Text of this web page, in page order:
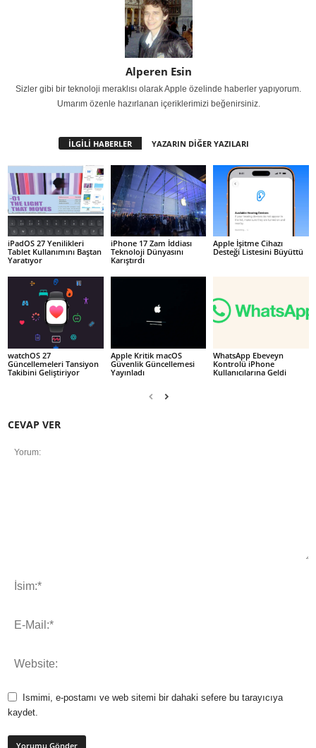
Alperen Esin
Sizler gibi bir teknoloji meraklısı olarak Apple özelinde haberler yapıyorum.
Umarım özenle hazırlanan içeriklerimizi beğenirsiniz.
İLGİLİ HABERLER YAZARIN DİĞER YAZILARI
iPadOS 27 Yenilikleri
Tablet Kullanımını Baştan
Yaratıyor
iPhone 17 Zam İddiası
Teknoloji Dünyasını
Karıştırdı
Apple İşitme Cihazı
Desteği Listesini Büyüttü
watchOS 27
Güncellemeleri Tansiyon
Takibini Geliştiriyor
Apple Kritik macOS
Güvenlik Güncellemesi
Yayınladı
WhatsApp Ebeveyn
Kontrolü iPhone
Kullanıcılarına Geldi
CEVAP VER
Ismimi, e-postamı ve web sitemi bir dahaki sefere bu tarayıcıya
kaydet.